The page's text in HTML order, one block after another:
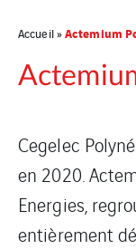
Accueil»Actemium
Cegelec
en 2020.
Energies,
entièrement